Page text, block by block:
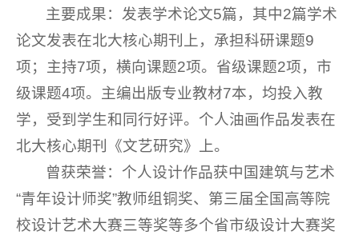
主要成果：发表学术论文5篇，其中2篇学术
论文发表在北大核心期刊上，承担科研课题9
项；主持7项，横向课题2项。省级课题2项，市
级课题4项。主编出版专业教材7本，均投入教
学，受到学生和同行好评。个人油画作品发表在
北大核心期刊《文艺研究》上。
曾获荣誉：个人设计作品获中国建筑与艺术
“青年设计师奖”教师组铜奖、第三届全国高等院
校设计艺术大赛三等奖等多个省市级设计大赛奖